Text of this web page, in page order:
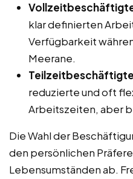
klar definierten
Verfügbarkeit
Meerane.
reduzierte und oft
Arbeitszeiten, aber
Die Wahl der
den persönlichen
Lebensumständen ab.